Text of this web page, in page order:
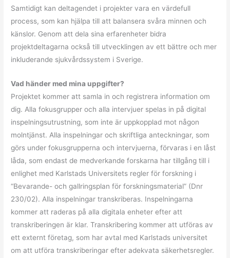
Samtidigt kan deltagendet i projekter vara en värdefull
process, som kan hjälpa till att balansera svåra minnen och
känslor. Genom att dela sina erfarenheter bidra
projektdeltagarna också till utvecklingen av ett bättre och mer
inkluderande sjukvårdssystem i Sverige.
Vad händer med mina uppgifter?
Projektet kommer att samla in och registrera information om
dig. Alla fokusgrupper och alla intervjuer spelas in på digital
inspelningsutrustning, som inte är uppkopplad mot någon
molntjänst. Alla inspelningar och skriftliga anteckningar, som
görs under fokusgrupperna och intervjuerna, förvaras i en låst
låda, som endast de medverkande forskarna har tillgång till i
enlighet med Karlstads Universitets regler för forskning i
“Bevarande- och gallringsplan för forskningsmaterial” (Dnr
230/02). Alla inspelningar transkriberas. Inspelningarna
kommer att raderas på alla digitala enheter efter att
transkriberingen är klar. Transkribering kommer att utföras av
ett externt företag, som har avtal med Karlstads universitet
om att utföra transkriberingar efter adekvata säkerhetsregler.